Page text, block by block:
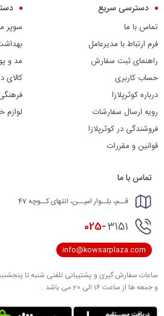
دسترسی سریع
تماس با ما
فرم ارتباط با مدیرعامل
راهنمای ثبت سفارش
حساب کاربری
درباره کوثرپلازا
رویه ارسال سفارشات
فروشندگی در کوثرپلازا
قوانین و مقررات
سوپر
مد و
کالای
لوازم
تماس با ما
قــم، بلــوار امیــن، انتهای کــوچه 47
025-3151
info@kowsarplaza.com
ساعات سفارش گیری و پشتیبانی تلفنی شنبه تا پنجشنبه از
و جمعه ها از ساعت 16 الی 20 می باشد .